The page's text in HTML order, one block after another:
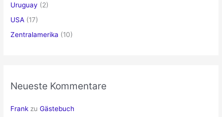
Uruguay (2)
USA (17)
Zentralamerika (10)
Neueste Kommentare
Frank zuGästebuch